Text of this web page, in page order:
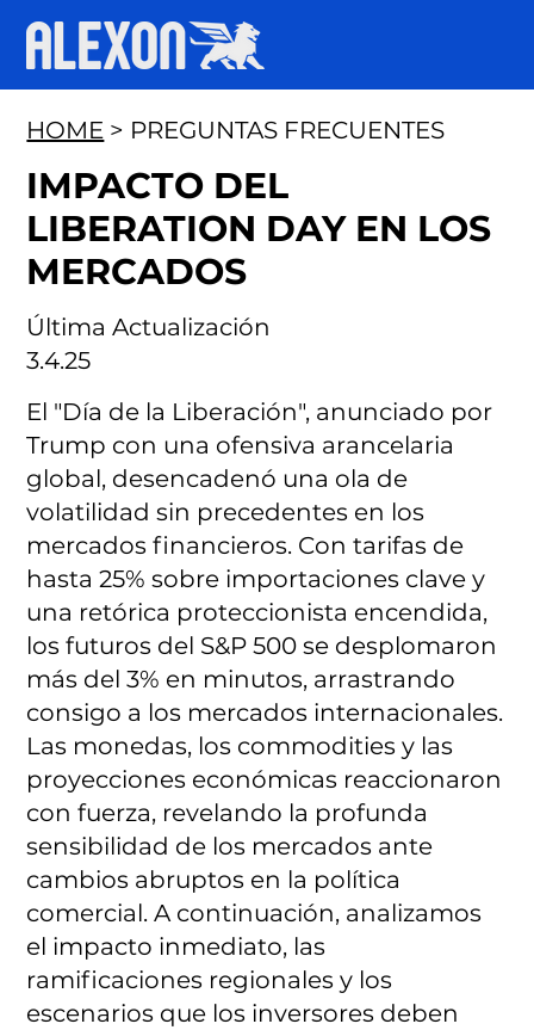
Última Actualización
3.4.25
HOME > PREGUNTAS FRECUENTES
IMPACTO DEL
LIBERATION DAY EN LOS
MERCADOS
El "Día de la Liberación", anunciado por
Trump con una ofensiva arancelaria
global, desencadenó una ola de
volatilidad sin precedentes en los
mercados financieros. Con tarifas de
hasta 25% sobre importaciones clave y
una retórica proteccionista encendida,
los futuros del S&P 500 se desplomaron
más del 3% en minutos, arrastrando
consigo a los mercados internacionales.
Las monedas, los commodities y las
proyecciones económicas reaccionaron
con fuerza, revelando la profunda
sensibilidad de los mercados ante
cambios abruptos en la política
comercial. A continuación, analizamos
el impacto inmediato, las
ramificaciones regionales y los
escenarios que los inversores deben